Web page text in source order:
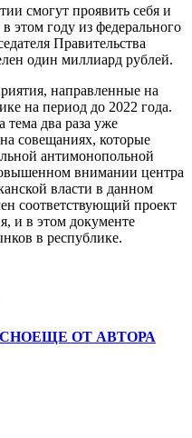
смогут проявить себя и
году из федерального
Правительства
один миллиард рублей.
направленные на
на период до 2022 года.
тема два раза уже
совещаниях, которые
антимонопольной
внимании центра
власти в данном
соответствующий проект
и в этом документе
в республике.
ЕЩЕ ОТ АВТОРА